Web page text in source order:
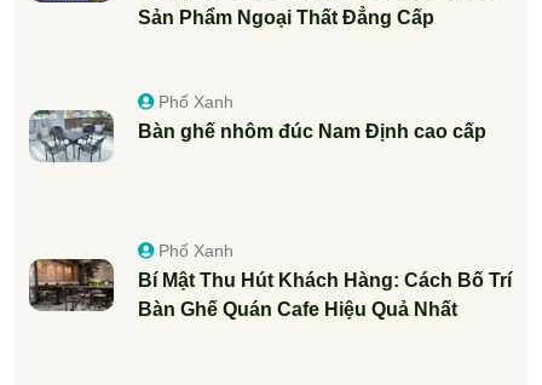
Sản Phẩm Ngoại Thất Đẳng Cấp
Phố Xanh
Bàn ghế nhôm đúc Nam Định cao cấp
Phố Xanh
Bí Mật Thu Hút Khách Hàng: Cách Bố Trí
Bàn Ghế Quán Cafe Hiệu Quả Nhất